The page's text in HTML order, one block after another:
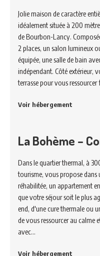
Jolie maison de caractère
idéalement située à 200
de Bourbon-Lancy.
2 places, un salon lumineux
équipée, une salle de bain
indépendant. Côté extérieur,
terrasse pour vous
Voir hébergement
La Bohème –
Dans le quartier thermal, à
tourisme, vous propose dans
réhabilitée, un appartement
que votre séjour soit le plus
end, d'une cure thermale ou
de vous ressourcer au calme
avec…
Voir hébergement